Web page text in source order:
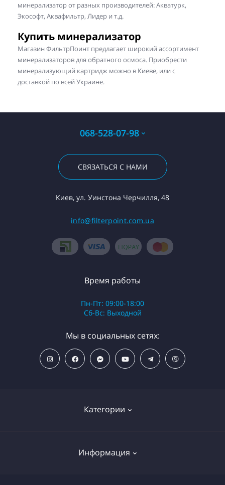
минерализатор от разных производителей: Акватурк,
Экософт, Аквафильтр, Лидер и т.д.
Купить минерализатор
Магазин ФильтрПоинт предлагает широкий ассортимент
минерализаторов для обратного осмоса. Приобрести
минерализующий картридж можно в Киеве, или с
доставкой по всей Украине.
068-528-07-98
СВЯЗАТЬСЯ С НАМИ
Киев, ул. Уинстона Черчилля, 48
info@filterpoint.com.ua
Категории
ПОПУЛЯРНЫЕ ТОВАРЫ
Информация
Время работы
Пн-Пт: 09:00-18:00
Сб-Вс: Выходной
Мы в социальных сетях: